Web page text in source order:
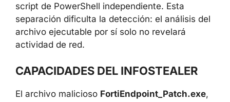
únicamente recopila datos y los almacena
localmente en el directorio ProgramData. La
transferencia de los datos robados la realiza
un script de PowerShell independiente. Esta
del archivo ejecutable por sí solo no revelará